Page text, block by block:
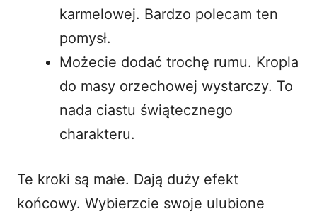
karmelowej. Bardzo polecam ten
pomysł.
Możecie dodać trochę rumu. Kropla
do masy orzechowej wystarczy. To
nada ciastu świątecznego
charakteru.
Te kroki są małe. Dają duży efekt
końcowy. Wybierzcie swoje ulubione